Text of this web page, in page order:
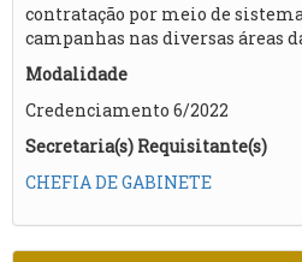
contratação por meio de
campanhas nas diversas áreas
Modalidade
Credenciamento 6/2022
Secretaria(s) Requisitante(s)
CHEFIA DE GABINETE